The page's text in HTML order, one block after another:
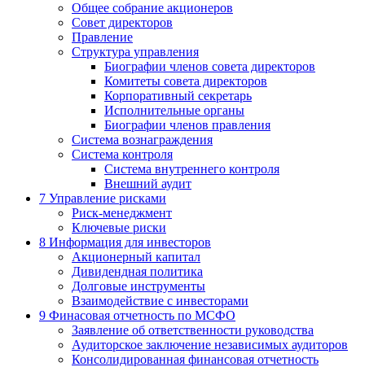
Общее собрание акционеров
Совет директоров
Правление
Структура управления
Биографии членов совета директоров
Комитеты совета директоров
Корпоративный секретарь
Исполнительные органы
Биографии членов правления
Система вознаграждения
Система контроля
Система внутреннего контроля
Внешний аудит
7 Управление рисками
Риск-менеджмент
Ключевые риски
8 Информация для инвесторов
Акционерный капитал
Дивидендная политика
Долговые инструменты
Взаимодействие с инвеcторами
9 Финасовая отчетность по МСФО
Заявление об ответственности руководства
Аудиторское заключение независимых аудиторов
Консолидированная финансовая отчетность